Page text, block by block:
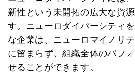
新性という未開拓の広大な資
す。ニューロダイバーシティ
な企業は、ニューロマイノリ
に留まらず、組織全体のパフ
せることができます。